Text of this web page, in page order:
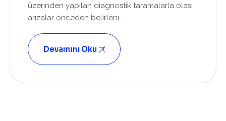
üzerinden yapılan diagnostik taramalarla olası
arızalar önceden belirleni...
Devamını Oku